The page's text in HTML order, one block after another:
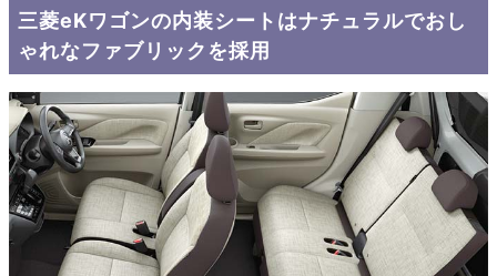
三菱eKワゴンの内装シートはナチュラルでおし
ゃれなファブリックを採用